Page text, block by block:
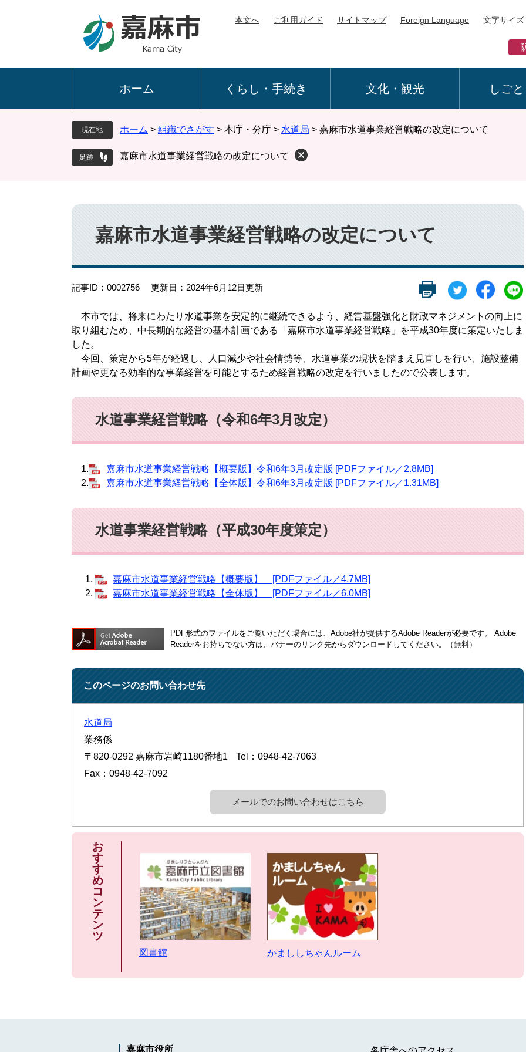
本文へ ご利用ガイド サイトマップ Foreign Language 文字サイズ
ホーム くらし・手続き 文化・観光 しご
現在地 ホーム > 組織でさがす > 本庁・分庁 > 水道局 > 嘉麻市水道事業経営戦略の改定について
嘉麻市水道事業経営戦略の改定について
本
文
嘉麻市水道事業経営戦略の改定について
記事ID：0002756 更新日：2024年6月12日更新
本市では、将来にわたり水道事業を安定的に継続できるよう、経営基盤強化と財政マネジメントの向上に
取り組むため、中長期的な経営の基本計画である「嘉麻市水道事業経営戦略」を平成30年度に策定いたしま
した。
今回、策定から5年が経過し、人口減少や社会情勢等、水道事業の現状を踏まえ見直しを行い、施設整備
計画や更なる効率的な事業経営を可能とするため経営戦略の改定を行いましたので公表します。
水道事業経営戦略（令和6年3月改定）
1.
嘉麻市水道事業経営戦略【概要版】令和6年3月改定版 [PDFファイル／2.8MB]
2.
嘉麻市水道事業経営戦略【全体版】令和6年3月改定版 [PDFファイル／1.31MB]
水道事業経営戦略（平成30年度策定）
嘉麻市水道事業経営戦略【概要版】 [PDFファイル／4.7MB]
嘉麻市水道事業経営戦略【全体版】 [PDFファイル／6.0MB]
PDF形式のファイルをご覧いただく場合には、Adobe社が提供するAdobe Readerが必要です。
Adobe
Readerをお持ちでない方は、バナーのリンク先からダウンロードしてください。（無料）
このページのお問い合わせ先
水道局
業務係
〒820-0292 嘉麻市岩崎1180番地1
Tel：0948-42-7063
Fax：0948-42-7092
メールでのお問い合わせはこちら
お
す
す
め
コ
ン
テ
ン
ツ
図書館 かまししちゃんルーム
嘉麻市役所